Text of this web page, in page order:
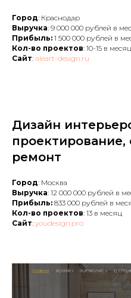
Город: Краснодар
Выручка: 9 000 000 рублей в
Прибыль: 1 500 000 рублей в
Кол-во проектов: 10-15 в месяц
Сайт: aleart-design.ru
Дизайн
проектирование,
ремонт
Город: Москва
Выручка: 12 000 000 рублей в
Прибыль: 833 000 рублей в
Кол-во проектов: 13 в месяц
Сайт: youdesign.pro